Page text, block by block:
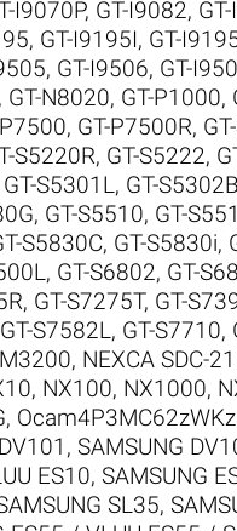
I9070P, GT-I9082,
, GT-I9195I, GT-
, GT-I9506, GT-
, GT-N8020, GT-P1000,
, GT-P7500R,
S5220R, GT-S5222,
GT-S5301L, GT-S5302B
, GT-S5510, GT-
S5830C, GT-S5830i,
, GT-S6802, GT-
, GT-S7275T, GT-
GT-S7582L, GT-S7710,
M3200, NEXCA SDC-
, NX100, NX1000,
,
, SAMSUNG
ES10, SAMSUNG
SL35,